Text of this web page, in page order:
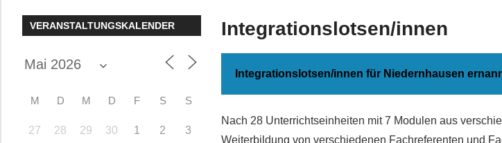
Integrationslotsen/innen
Integrationslotsen/innen für Niedernhausen
Nach 28 Unterrichtseinheiten mit 7 Modulen aus
Weiterbildung von verschiedenen Fachreferenten und
VERANSTALTUNGSKALENDER
M D M D F S S
27 28 29 30 1 2 3